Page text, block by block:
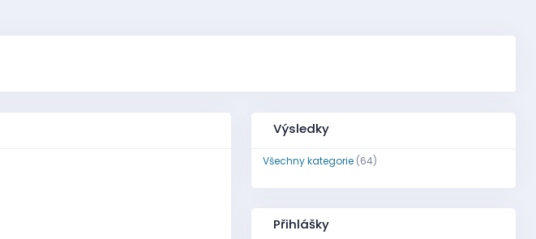
Výsledky
Všechny kategorie (64)
Přihlášky